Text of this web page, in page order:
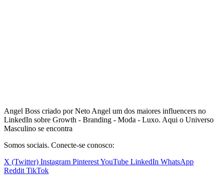
Angel Boss criado por Neto Angel um dos maiores influencers no
LinkedIn sobre Growth - Branding - Moda - Luxo. Aqui o Universo
Masculino se encontra
Somos sociais. Conecte-se conosco:
X (Twitter) Instagram PinterestYouTube LinkedIn WhatsApp
Reddit TikTok